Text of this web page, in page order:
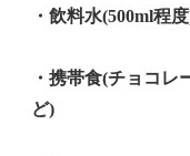
・飲料水(500ml程
・携帯食(チョコ
ど)